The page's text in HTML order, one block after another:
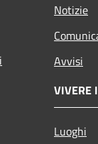
Notizie
Avvisi
VIVERE
Luoghi